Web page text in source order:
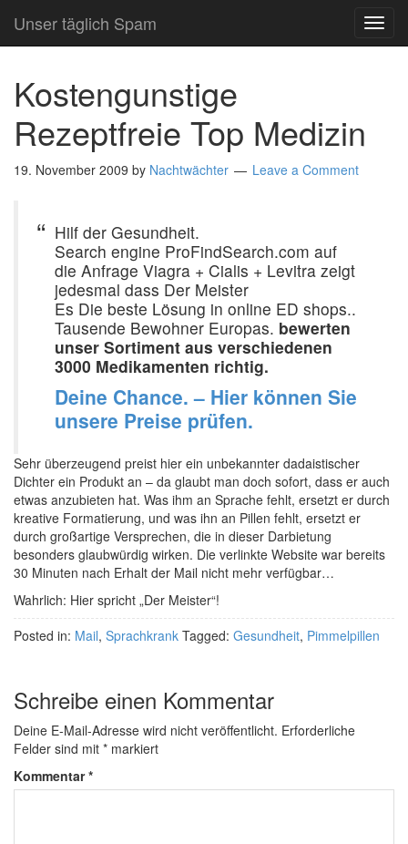
Unser täglich Spam
Kostengunstige
Rezeptfreie Top Medizin
19. November 2009 by Nachtwächter Leave a Comment
Hilf der Gesundheit.
Search engine ProFindSearch.com auf
die Anfrage Viagra + Cialis + Levitra zeigt
jedesmal dass Der Meister
Es Die beste Lösung in online ED shops..
Tausende Bewohner Europas. bewerten
unser Sortiment aus verschiedenen
3000 Medikamenten richtig.
Deine Chance. – Hier können Sie
unsere Preise prüfen.
Sehr überzeugend preist hier ein unbekannter dadaistischer
Dichter ein Produkt an – da glaubt man doch sofort, dass er auch
etwas anzubieten hat. Was ihm an Sprache fehlt, ersetzt er durch
kreative Formatierung, und was ihn an Pillen fehlt, ersetzt er
durch großartige Versprechen, die in dieser Darbietung
besonders glaubwürdig wirken. Die verlinkte Website war bereits
30 Minuten nach Erhalt der Mail nicht mehr verfügbar…
Wahrlich: Hier spricht „Der Meister“!
Posted in: Mail, Sprachkrank Tagged: Gesundheit, Pimmelpillen
Schreibe einen Kommentar
Deine E-Mail-Adresse wird nicht veröffentlicht. Erforderliche
Felder sind mit * markiert
Kommentar*